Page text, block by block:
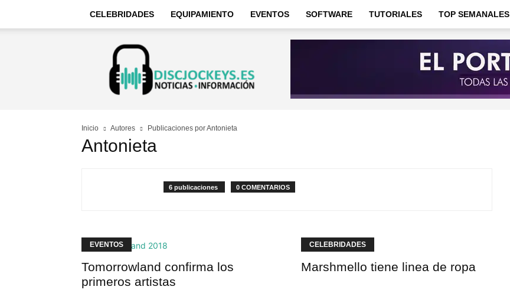
CELEBRIDADES EQUIPAMIENTO EVENTOS SOFTWARE TUTORIALES TOP SEMANALES
Discjockeys
Noticias
e
información
Inicio Autores Publicaciones por Antonieta
Antonieta
6 publicaciones 0 COMENTARIOS
EVENTOS
Tomorrowland confirma los
primeros artistas
CELEBRIDADES
Marshmello tiene linea de ropa